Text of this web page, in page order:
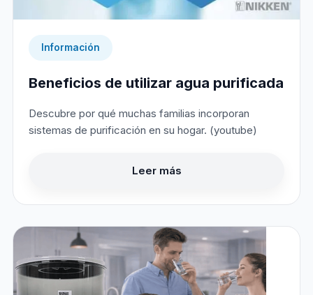
Información
Beneficios de utilizar agua purificada
Descubre por qué muchas familias incorporan
sistemas de purificación en su hogar. (youtube)
Leer más